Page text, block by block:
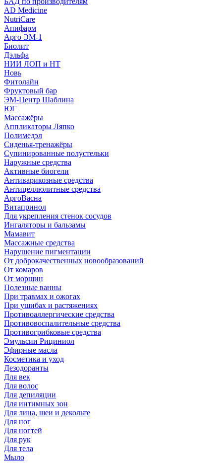
AD Medicine
NutriCare
Апифарм
Арго ЭМ-1
Биолит
Дэльфа
НИИ ЛОП и НТ
Новь
Фитолайн
Фруктовый бар
ЭМ-Центр Шаблина
ЮГ
Массажёры
Аппликаторы Ляпко
Полимедэл
Сиденья-тренажёры
Супинированные полустельки
Наружные средства
Активные биогели
Антиварикозные средства
Антицеллюлитные средства
АргоВасна
Витапринол
Для укрепления стенок сосудов
Ингаляторы и бальзамы
Мамавит
Массажные средства
Нарушение пигментации
От доброкачественных новообразований
От комаров
От морщин
Полезные ванны
При травмах и ожогах
При ушибах и растяжениях
Противоаллергические средства
Противовоспалительные средства
Противогрибковые средства
Эмульсии Рициниол
Эфирные масла
Косметика и уход
Дезодоранты
Для век
Для волос
Для депиляции
Для интимных зон
Для лица, шеи и декольте
Для ног
Для ногтей
Для рук
Для тела
Мыло